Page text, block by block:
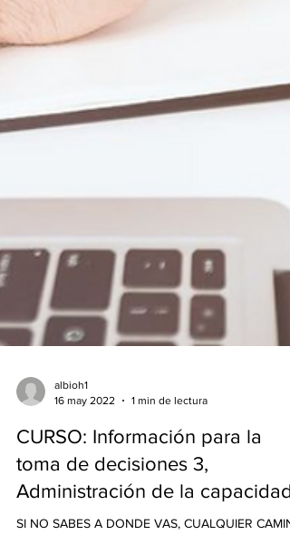
albioh1
CURSO: Información para la
toma de decisiones 3,
Administración de la capacidad